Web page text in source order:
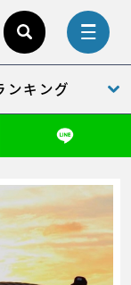
ンキング